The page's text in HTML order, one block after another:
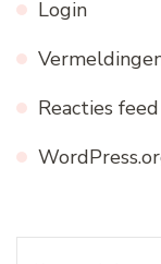
Login
Reacties feed